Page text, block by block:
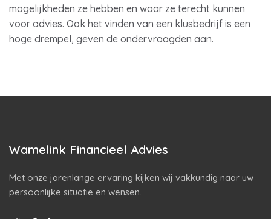
mogelijkheden ze hebben en waar ze terecht kunnen
voor advies. Ook het vinden van een klusbedrijf is een
hoge drempel, geven de ondervraagden aan.
Wamelink Financieel Advies
Met onze jarenlange ervaring kijken wij vakkundig naar uw
persoonlijke situatie en wensen.